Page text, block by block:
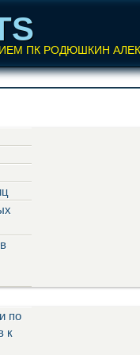
ПК РОДЮШКИН
по
к